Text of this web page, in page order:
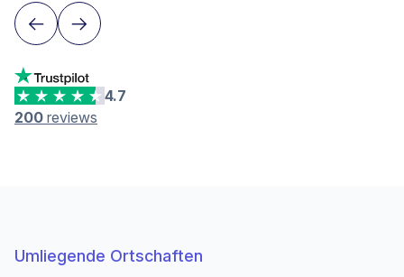
4.7
200 reviews
Umliegende Ortschaften